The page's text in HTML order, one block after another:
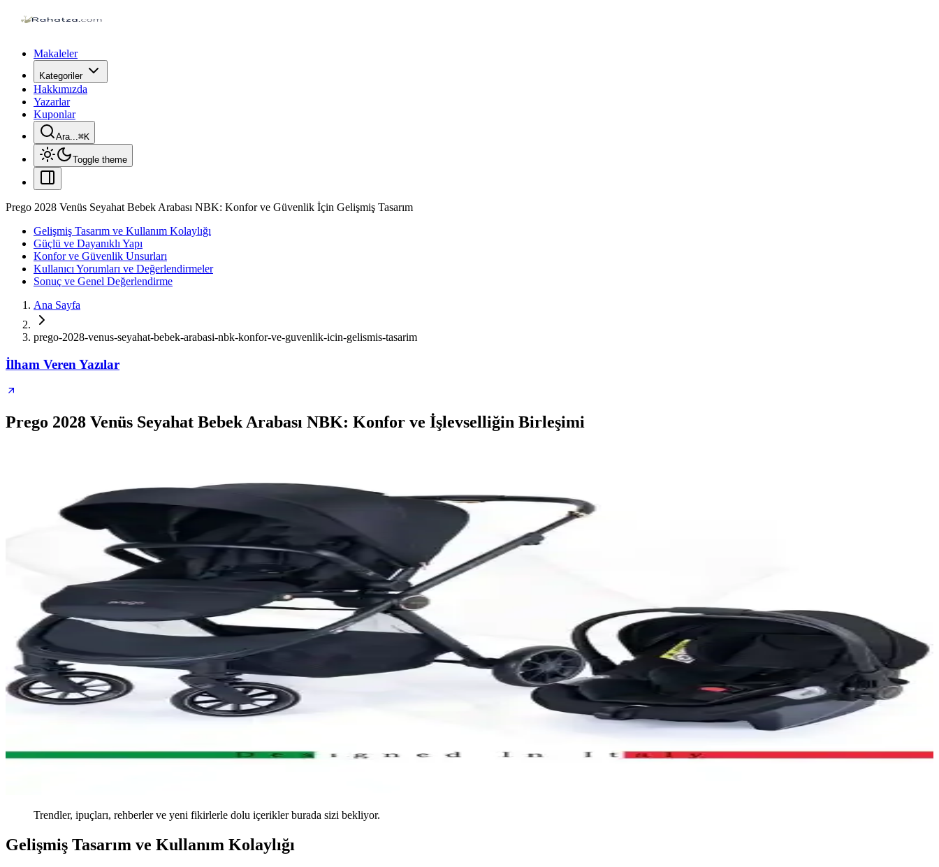
Makaleler
Kategoriler
Hakkımızda
Yazarlar
Kuponlar
Ara...⌘K
Toggle theme
Prego 2028 Venüs Seyahat Bebek Arabası NBK: Konfor ve Güvenlik İçin Gelişmiş Tasarım
Gelişmiş Tasarım ve Kullanım Kolaylığı
Güçlü ve Dayanıklı Yapı
Konfor ve Güvenlik Unsurları
Kullanıcı Yorumları ve Değerlendirmeler
Sonuç ve Genel Değerlendirme
Ana Sayfa
prego-2028-venus-seyahat-bebek-arabasi-nbk-konfor-ve-guvenlik-icin-gelismis-tasarim
İlham Veren Yazılar
Prego 2028 Venüs Seyahat Bebek Arabası NBK: Konfor ve İşlevselliğin Birleşimi
Trendler, ipuçları, rehberler ve yeni fikirlerle dolu içerikler burada sizi bekliyor.
Gelişmiş Tasarım ve Kullanım Kolaylığı